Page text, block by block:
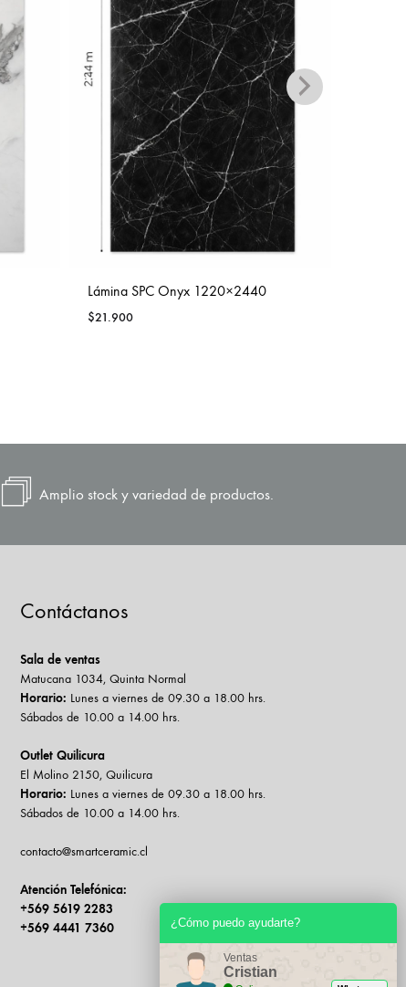
Lámina SPC Onyx 1220×2440
$21.900
Amplio stock y variedad de productos.
Contáctanos
Sala de ventas
Matucana 1034, Quinta Normal
Horario: Lunes a viernes de 09.30 a 18.00 hrs.
Sábados de 10.00 a 14.00 hrs.
Outlet Quilicura
El Molino 2150, Quilicura
Horario: Lunes a viernes de 09.30 a 18.00 hrs.
Sábados de 10.00 a 14.00 hrs.
contacto@smartceramic.cl
Atención Telefónica:
+569 5619 2283
+569 4441 7360
¿Cómo puedo ayudarte?
Ventas
Cristian